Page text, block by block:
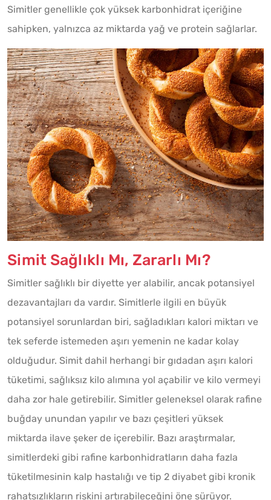
Simitler genellikle çok yüksek karbonhidrat içeriğine
sahipken, yalnızca az miktarda yağ ve protein sağlarlar.
Simit Sağlıklı Mı, Zararlı Mı?
Simitler sağlıklı bir diyette yer alabilir, ancak potansiyel
dezavantajları da vardır. Simitlerle ilgili en büyük
potansiyel sorunlardan biri, sağladıkları kalori miktarı ve
tek seferde istemeden aşırı yemenin ne kadar kolay
olduğudur. Simit dahil herhangi bir gıdadan aşırı kalori
tüketimi, sağlıksız kilo alımına yol açabilir ve kilo vermeyi
daha zor hale getirebilir. Simitler geleneksel olarak rafine
buğday unundan yapılır ve bazı çeşitleri yüksek
miktarda ilave şeker de içerebilir. Bazı araştırmalar,
simitlerdeki gibi rafine karbonhidratların daha fazla
tüketilmesinin kalp hastalığı ve tip 2 diyabet gibi kronik
rahatsızlıkların riskini artırabileceğini öne sürüyor.